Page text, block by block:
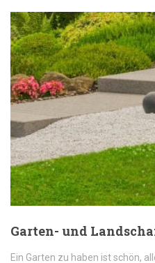
Garten- und
Ein Garten zu haben ist schön,